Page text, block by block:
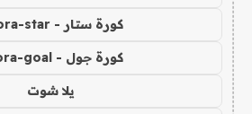
كورة ستار - koora-star
كورة جول - koora-goal
يلا شوت